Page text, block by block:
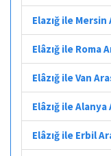
Elazığ ile
Elâzığ ile Roma
Elâzığ ile Van
Elâzığ ile
Elâzığ ile Erbil